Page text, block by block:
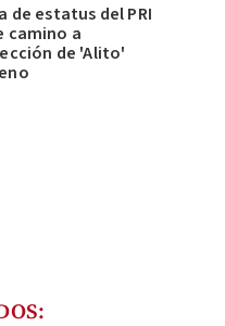
de estatus del PRI
camino a
de 'Alito'